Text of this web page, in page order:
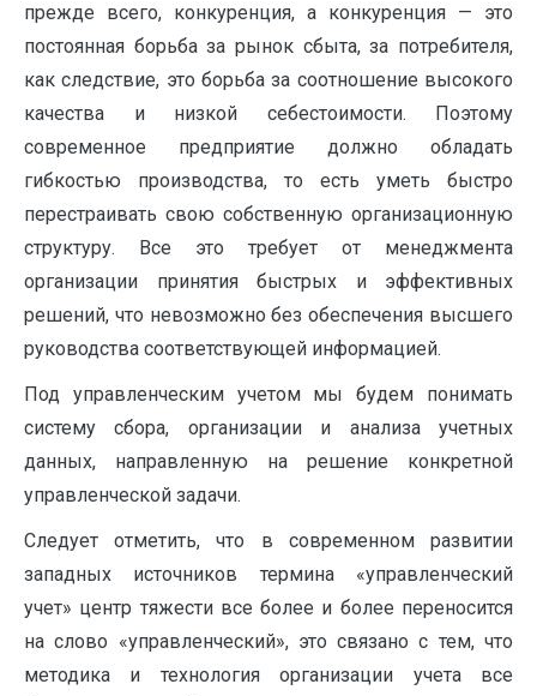
прежде всего, конкуренция, а конкуренция — это
постоянная борьба за рынок сбыта, за потребителя,
как следствие, это борьба за соотношение высокого
качества и низкой себестоимости. Поэтому
современное предприятие должно обладать
гибкостью производства, то есть уметь быстро
перестраивать свою собственную организационную
структуру. Все это требует от менеджмента
организации принятия быстрых и эффективных
решений, что невозможно без обеспечения высшего
руководства соответствующей информацией.
Под управленческим учетом мы будем понимать
систему сбора, организации и анализа учетных
данных, направленную на решение конкретной
управленческой задачи.
Следует отметить, что в современном развитии
западных источников термина «управленческий
учет» центр тяжести все более и более переносится
на слово «управленческий», это связано с тем, что
методика и технология организации учета все